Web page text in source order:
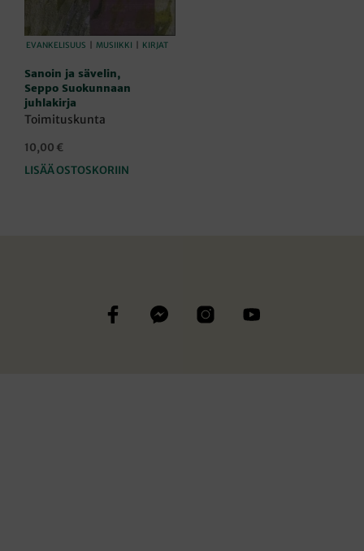
EVANKELISUUS MUSIIKKI KIRJAT
Sanoin ja sävelin,
Seppo Suokunnaan
juhlakirja
Toimituskunta
10,00 €
LISÄÄ OSTOSKORIIN